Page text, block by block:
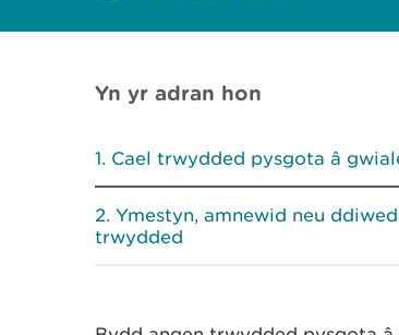
Yn yr adran hon
Cael trwydded pysgota â
Ymestyn, amnewid neu
trwydded